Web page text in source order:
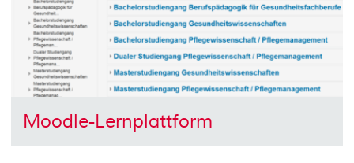
Moodle-Lernplattform